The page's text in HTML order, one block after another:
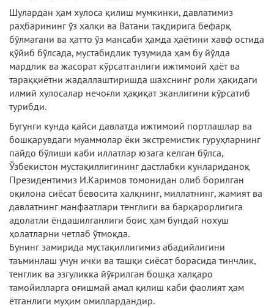
Шулардан ҳам хулоса қилиш мумкинки, давлатимиз
раҳбарининг ўз халқи ва Ватани тақдирига бефарқ
бўлмагани ва ҳатто ўз мансаби ҳамда ҳаётини хавф остида
қўйиб бўлсада, мустабидлик тузумида ҳам бу йўлда
мардлик ва жасорат кўрсатганлиги ижтимоий ҳаёт ва
тараққиётни жадаллаштиришда шахснинг роли ҳақидаги
илмий хулосалар нечоғли ҳақиқат эканлигини кўрсатиб
турибди.
Бугунги кунда қайси давлатда ижтимоий портлашлар ва
бошқарувдаги муаммолар ёки экстремистик гуруҳларнинг
пайдо бўлиши каби иллатлар юзага келган бўлса,
Ўзбекистон мустақиллигининг дастлабки кунлариданоқ
Президентимиз И.Каримов томонидан олиб борилган
оқилона сиёсат бевосита халқнинг, миллатнинг, жамият ва
давлатнинг манфаатлари тенглиги ва барқарорлигига
адолатли ёндашилганлиги боис ҳам бундай нохуш
ҳолатларни четлаб ўтмоқда.
Бунинг замирида мустақиллигимиз абадийлигини
таъминлаш учун ички ва ташқи сиёсат борасида тинчлик,
тенглик ва эзгуликка йўғрилган бошқа халқаро
тамойилларга оғишмай амал қилиш каби фаолият ҳам
ётганлиги муҳим омиллардандир.